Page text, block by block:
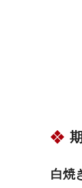
東
東
白焼